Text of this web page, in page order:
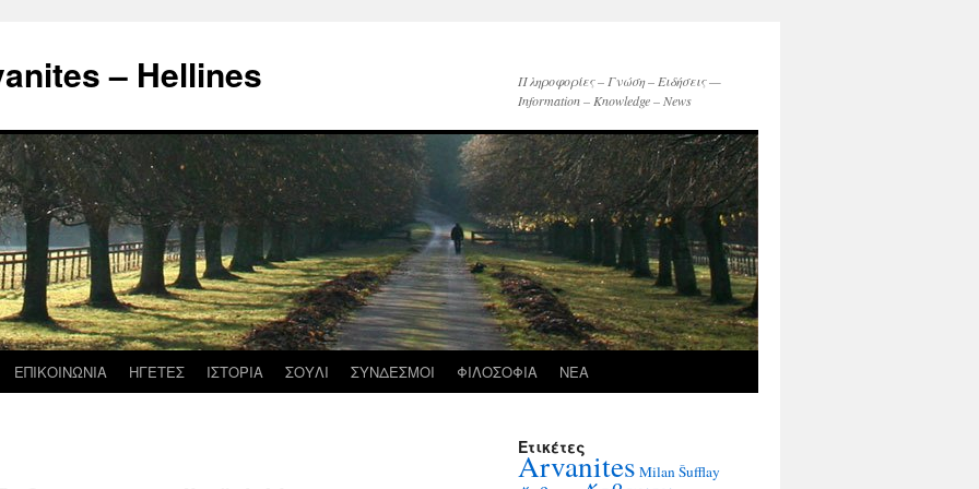
– Hellines
Πληροφορίες – Γνώση – Ειδήσεις —
Information – Knowledge – News
ΕΠΙΚΟΙΝΩΝΙΑ ΗΓΕΤΕΣ ΙΣΤΟΡΙΑ ΣΟΥΛΙ ΣΥΝΔΕΣΜΟΙ ΦΙΛΟΣΟΦΙΑ ΝΕΑ
Ετικέτες
Arvanites Milan Šufflay